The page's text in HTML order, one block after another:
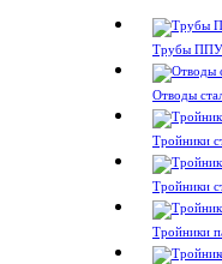
Трубы ППУ
Отводы
Тройники
Тройники
Тройники